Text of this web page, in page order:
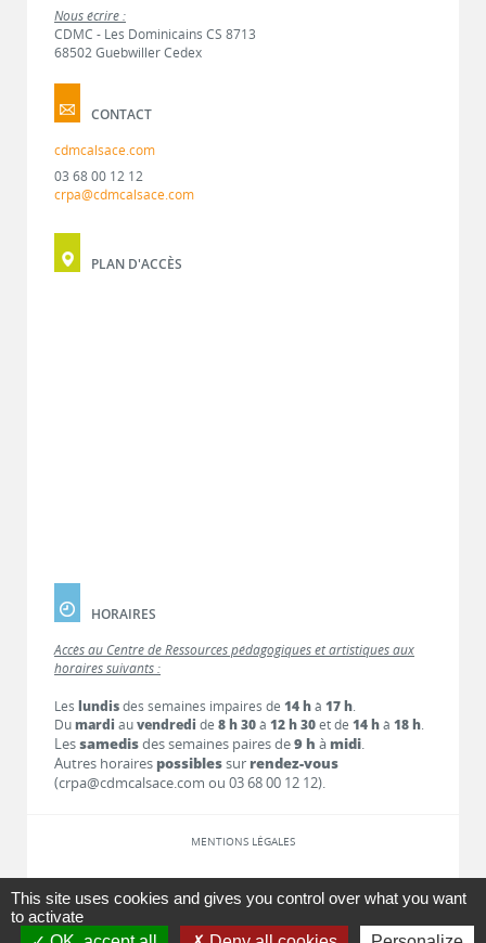
Nous écrire :
CDMC - Les Dominicains CS 8713
68502 Guebwiller Cedex
CONTACT
cdmcalsace.com
03 68 00 12 12
crpa@cdmcalsace.com
PLAN D'ACCÈS
HORAIRES
Accès au Centre de Ressources pédagogiques et artistiques aux
horaires suivants :
Les lundisdes semaines impaires de 14 hà 17 h.
Dumardi auvendredi de 8 h 30à 12 h 30et de 14 hà 18 h.
Lessamedisdes semaines paires de9 h à midi.
Autres horaires possiblessur rendez-vous
(crpa@cdmcalsace.com ou 03 68 00 12 12).
MENTIONS LÉGALES
LIENS
This site uses cookies and gives you control over what you want
to activate